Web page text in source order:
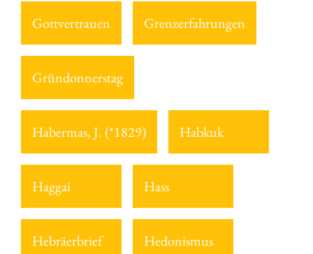
Gottvertrauen Grenzerfahrungen
Gründonnerstag
Habermas, J. (*1829) Habkuk
Haggai Hass
Hebräerbrief Hedonismus